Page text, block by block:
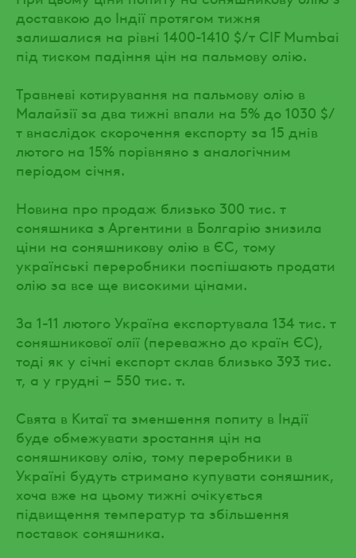
доставкою до Індії протягом тижня
залишалися на рівні 1400-1410 $/т CIF Mumbai
під тиском падіння цін на пальмову олію.
Травневі котирування на пальмову олію в
Малайзії за два тижні впали на 5% до 1030 $/
т внаслідок скорочення експорту за 15 днів
лютого на 15% порівняно з аналогічним
періодом січня.
Новина про продаж близько 300 тис. т
соняшника з Аргентини в Болгарію знизила
ціни на соняшникову олію в ЄС, тому
українські переробники поспішають продати
олію за все ще високими цінами.
За 1-11 лютого Україна експортувала 134 тис. т
соняшникової олії (переважно до країн ЄС),
тоді як у січні експорт склав близько 393 тис.
т, а у грудні – 550 тис. т.
Свята в Китаї та зменшення попиту в Індії
буде обмежувати зростання цін на
соняшникову олію, тому переробники в
Україні будуть стримано купувати соняшник,
хоча вже на цьому тижні очікується
підвищення температур та збільшення
поставок соняшника.